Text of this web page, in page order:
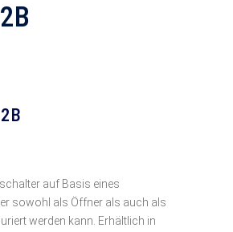
auf Basis eines
sowohl als Öffner als auch als
werden kann. Erhältlich in